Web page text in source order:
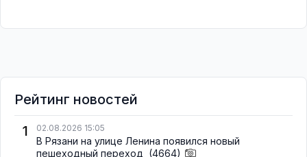
Рейтинг новостей
1
02.08.2026 15:05
В Рязани на улице Ленина появился новый
пешеходный переход (4664)